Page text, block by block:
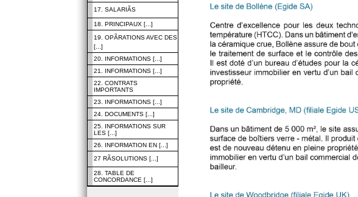
17. SALARIÃS
18. PRINCIPAUX [...]
19. OPÃRATIONS AVEC DES
[...]
20. INFORMATIONS [...]
21. INFORMATIONS [...]
22. CONTRATS
IMPORTANTS
23. INFORMATIONS [...]
24. DOCUMENTS [...]
25. INFORMATIONS SUR
LES [...]
26. INFORMATION EN [...]
27 RÃSOLUTIONS [...]
28. TABLE DE
CONCORDANCE [...]